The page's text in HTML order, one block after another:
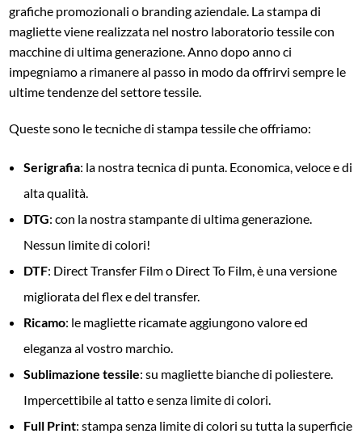
grafiche promozionali o branding aziendale. La stampa di
magliette viene realizzata nel nostro laboratorio tessile con
macchine di ultima generazione. Anno dopo anno ci
impegniamo a rimanere al passo in modo da offrirvi sempre le
ultime tendenze del settore tessile.
Queste sono le tecniche di stampa tessile che offriamo:
Serigrafia: la nostra tecnica di punta. Economica, veloce e di
alta qualità.
DTG: con la nostra stampante di ultima generazione.
Nessun limite di colori!
DTF: Direct Transfer Film o Direct To Film, è una versione
migliorata del flex e del transfer.
Ricamo: le magliette ricamate aggiungono valore ed
eleganza al vostro marchio.
Sublimazione tessile: su magliette bianche di poliestere.
Impercettibile al tatto e senza limite di colori.
Full Print: stampa senza limite di colori su tutta la superficie